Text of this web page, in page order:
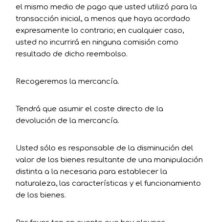
el mismo medio de pago que usted utilizó para la
transacción inicial, a menos que haya acordado
expresamente lo contrario; en cualquier caso,
usted no incurrirá en ninguna comisión como
resultado de dicho reembolso.
Recogeremos la mercancía.
Tendrá que asumir el coste directo de la
devolución de la mercancía.
Usted sólo es responsable de la disminución del
valor de los bienes resultante de una manipulación
distinta a la necesaria para establecer la
naturaleza, las características y el funcionamiento
de los bienes.